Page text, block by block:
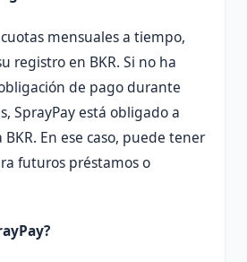
mensuales a tiempo,
registro en BKR. Si no ha
de pago durante
SprayPay está obligado a
En ese caso, puede tener
futuros préstamos o